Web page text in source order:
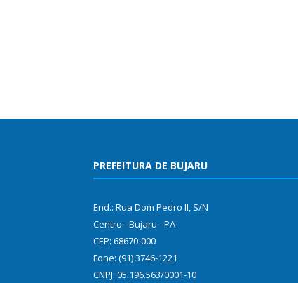
PREFEITURA DE BUJARU
End.: Rua Dom Pedro II, S/N
Centro - Bujaru - PA
CEP: 68670-000
Fone: (91) 3746-1221
CNPJ: 05.196.563/0001-10